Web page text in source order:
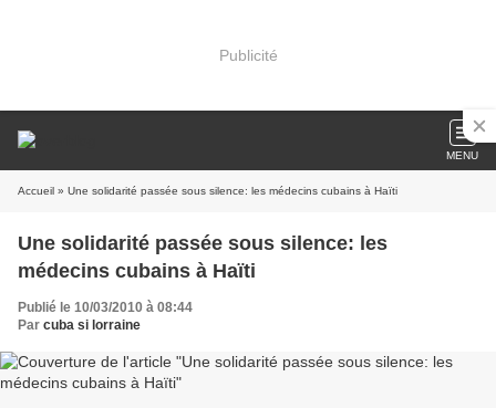
Publicité
MENU
Accueil » Une solidarité passée sous silence: les médecins cubains à Haïti
Une solidarité passée sous silence: les
médecins cubains à Haïti
Publié le 10/03/2010 à 08:44
Par cuba si lorraine